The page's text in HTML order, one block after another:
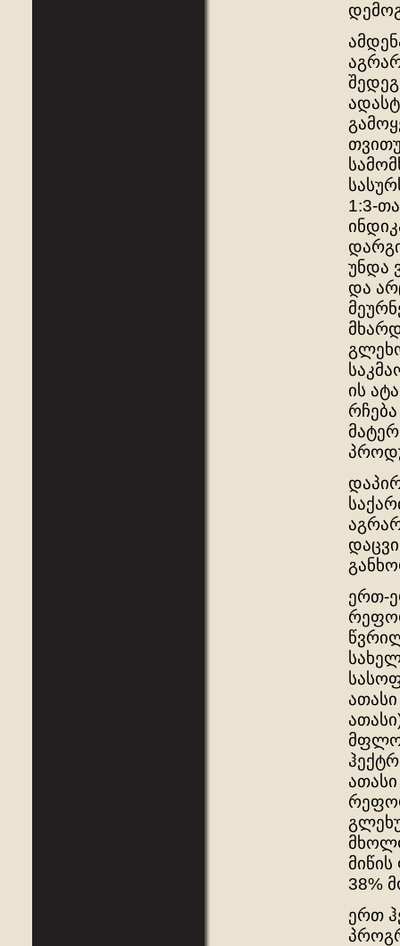
1:3-
უნდა
და
ის
ერთ-
38%
ერთ